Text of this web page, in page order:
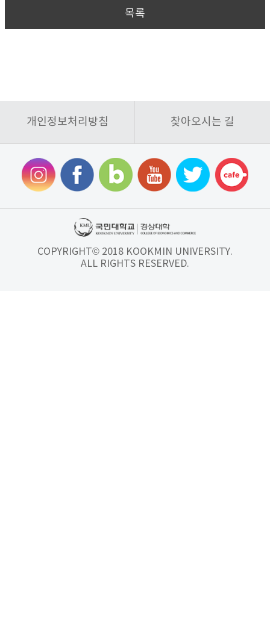
목록
개인정보처리방침 찾아오시는 길
COPYRIGHT© 2018 KOOKMIN UNIVERSITY.
ALL RIGHTS RESERVED.